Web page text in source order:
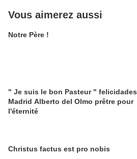
Vous aimerez aussi
Notre Père !
" Je suis le bon Pasteur " felicidades
Madrid Alberto del Olmo prêtre pour
l'éternité
Christus factus est pro nobis